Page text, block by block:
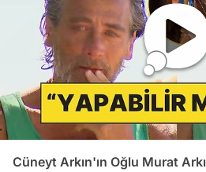
Cüneyt Arkın'ın Oğlu Murat